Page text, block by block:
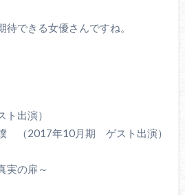
できる女優さんですね。
ト出演）
（2017年10月期 ゲスト出演）
実の扉～